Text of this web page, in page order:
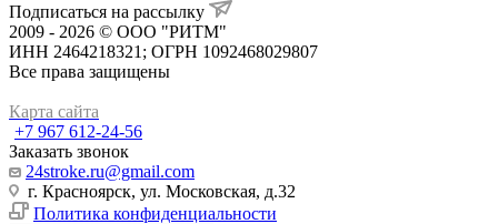
Подписаться на рассылку
2009 - 2026 © ООО "РИТМ"
ИНН 2464218321; ОГРН 1092468029807
Все права защищены
Карта сайта
+7 967 612-24-56
Заказать звонок
24stroke.ru@gmail.com
г. Красноярск, ул. Московская, д.32
Политика конфиденциальности